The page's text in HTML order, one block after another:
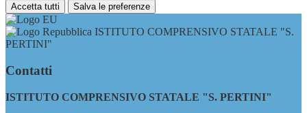
Accetta tutti Salva le preferenze
ISTITUTO COMPRENSIVO STATALE "S.
PERTINI"
Contatti
ISTITUTO COMPRENSIVO STATALE "S. PERTINI"